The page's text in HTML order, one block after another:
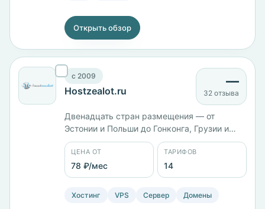
Открыть обзор
c 2009
Hostzealot.ru
—
32 отзыва
Двенадцать стран размещения — от
Эстонии и Польши до Гонконга, Грузии и
Израиля. Линейка KVM-HDD размечена по
объёму памяти: от 1 ГБ с 3 ядрами и
диском на 40 ГБ до 16 ГБ с 6 ядрами и
диском на 400 ГБ. Четырнадцать тарифов
от 78 ₽/мес, оплата картой, Apple Pay или
ЦЕНА ОТ
78 ₽/мес
ТАРИФОВ
14
Хостинг VPS Сервер Домены